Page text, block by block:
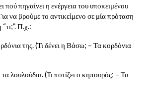
πού πηγαίνει η ενέργεια του υποκειμένου
να βρούμε το αντικείμενο σε μία πρόταση
Π.χ.:
της. (Τι δένει η Βάσω; – Τα κορδόνια
λουλούδια. (Τι ποτίζει ο κηπουρός; – Τα